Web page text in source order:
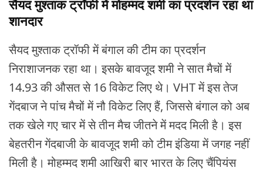
सैयद मुश्ताक ट्रॉफी में मोहम्मद शमी का प्रदर्शन रहा था
शानदार
सैयद मुश्ताक ट्रॉफी में बंगाल की टीम का प्रदर्शन
निराशाजनक रहा था। इसके बावजूद शमी ने सात मैचों में
14.93 की औसत से 16 विकेट लिए थे। VHT में इस तेज
गेंदबाज ने पांच मैचों में नौ विकेट लिए हैं, जिससे बंगाल को अब
तक खेले गए चार में से तीन मैच जीतने में मदद मिली है। इस
बेहतरीन गेंदबाजी के बावजूद शमी को टीम इंडिया में जगह नहीं
मिली है। मोहम्मद शमी आखिरी बार भारत के लिए चैंपियंस